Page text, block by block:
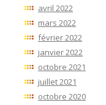
avril 2022
mars 2022
février 2022
janvier 2022
octobre 2021
juillet 2021
octobre 2020